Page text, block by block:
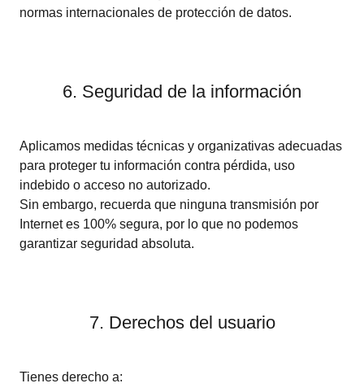
normas internacionales de protección de datos.
6. Seguridad de la información
Aplicamos medidas técnicas y organizativas adecuadas
para proteger tu información contra pérdida, uso
indebido o acceso no autorizado.
Sin embargo, recuerda que ninguna transmisión por
Internet es 100% segura, por lo que no podemos
garantizar seguridad absoluta.
7. Derechos del usuario
Tienes derecho a: